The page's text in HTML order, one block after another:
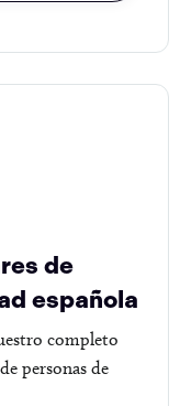
de
española
completo
personas de